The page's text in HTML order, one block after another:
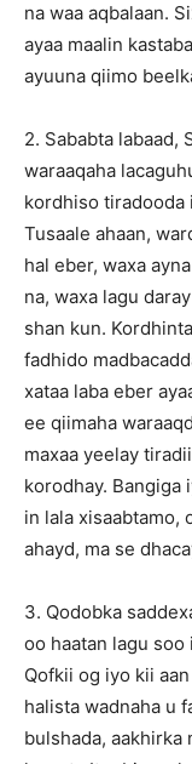
na waa aqbalaan.
ayaa maalin
ayuuna qiimo
2. Sababta labaad,
waraaqaha
kordhiso tiradooda
Tusaale ahaan,
hal eber, waxa
na, waxa lagu
shan kun.
fadhido
xataa laba eber
ee qiimaha
maxaa yeelay
korodhay. Bangiga
in lala xisaabtamo,
ahayd, ma se
3. Qodobka
oo haatan lagu
Qofkii og iyo kii
halista wadnaha u
bulshada, aakhirka